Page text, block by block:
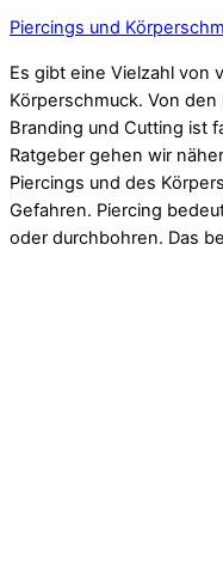
Piercings und
Es gibt eine Vielzahl von
Körperschmuck. Von
Branding und Cutting ist
Ratgeber gehen wir
Piercings und des
Gefahren. Piercing
oder durchbohren. Das